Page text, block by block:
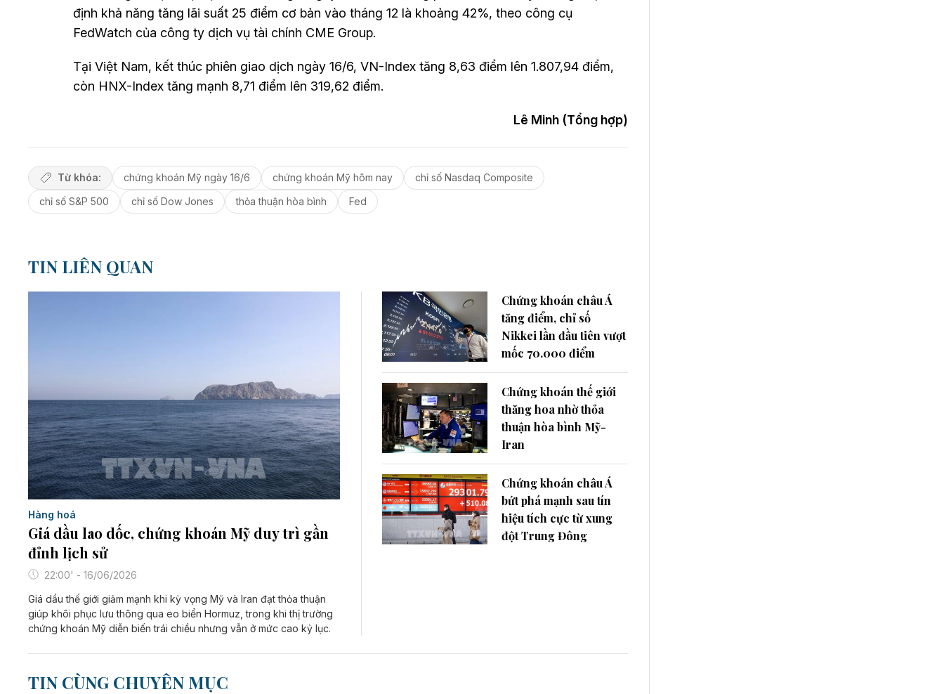
định khả năng tăng lãi suất 25 điểm cơ bản vào tháng 12 là khoảng 42%, theo công cụ
FedWatch của công ty dịch vụ tài chính CME Group.
Tại Việt Nam, kết thúc phiên giao dịch ngày 16/6, VN-Index tăng 8,63 điểm lên 1.807,94 điểm,
còn HNX-Index tăng mạnh 8,71 điểm lên 319,62 điểm.
Lê Minh (Tổng hợp)
Từ khóa: chứng khoán Mỹ ngày 16/6 chứng khoán Mỹ hôm nay
chỉ số Nasdaq Composite
chỉ số S&P 500
chỉ số Dow Jones thỏa thuận hòa bình Fed
TIN LIÊN QUAN
Hàng hoá
Giá dầu lao dốc, chứng khoán Mỹ duy trì gần
đỉnh lịch sử
22:00' - 16/06/2026
Giá dầu thế giới giảm mạnh khi kỳ vọng Mỹ và Iran đạt thỏa thuận
giúp khôi phục lưu thông qua eo biển Hormuz, trong khi thị trường
chứng khoán Mỹ diễn biến trái chiều nhưng vẫn ở mức cao kỷ lục.
Chứng khoán châu Á
tăng điểm, chỉ số
Nikkei lần đầu tiên vượt
mốc 70.000 điểm
Chứng khoán thế giới
thăng hoa nhờ thỏa
thuận hòa bình Mỹ-
Iran
Chứng khoán châu Á
bứt phá mạnh sau tín
hiệu tích cực từ xung
đột Trung Đông
TIN CÙNG CHUYÊN MỤC